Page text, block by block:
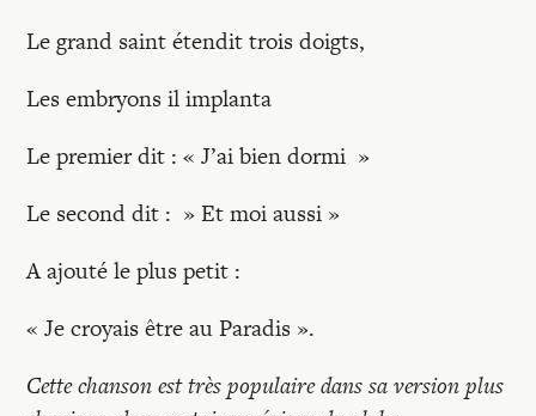
Le grand saint étendit trois doigts,
Les embryons il implanta
Le premier dit : « J’ai bien dormi »
Le second dit : » Et moi aussi »
A ajouté le plus petit :
« Je croyais être au Paradis ».
Cette chanson est très populaire dans sa version plus